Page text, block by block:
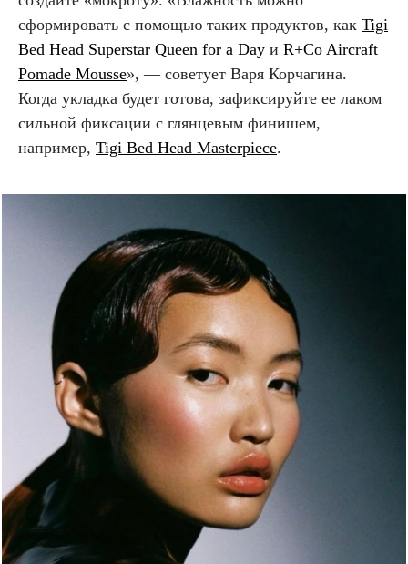
сформировать с помощью таких продуктов, как Tigi
Bed Head Superstar Queen for a Day и R+Co Aircraft
Pomade Mousse»‎, — советует Варя Корчагина.
Когда укладка будет готова, зафиксируйте ее лаком
сильной фиксации с глянцевым финишем,
например, Tigi Bed Head Masterpiece.